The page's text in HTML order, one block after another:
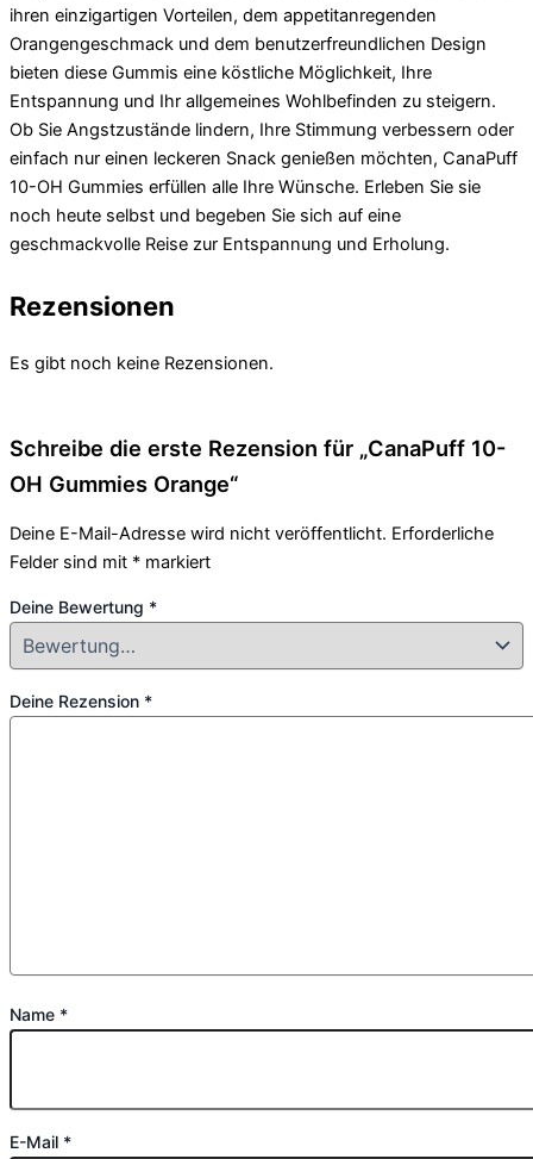
ihren einzigartigen Vorteilen, dem appetitanregenden
Orangengeschmack und dem benutzerfreundlichen Design
bieten diese Gummis eine köstliche Möglichkeit, Ihre
Entspannung und Ihr allgemeines Wohlbefinden zu steigern.
Ob Sie Angstzustände lindern, Ihre Stimmung verbessern oder
einfach nur einen leckeren Snack genießen möchten, CanaPuff
10-OH Gummies erfüllen alle Ihre Wünsche. Erleben Sie sie
noch heute selbst und begeben Sie sich auf eine
geschmackvolle Reise zur Entspannung und Erholung.
Rezensionen
Es gibt noch keine Rezensionen.
Schreibe die erste Rezension für „CanaPuff 10-
OH Gummies Orange“
Deine E-Mail-Adresse wird nicht veröffentlicht. Erforderliche
Felder sind mit * markiert
Deine Bewertung *
Deine Rezension *
Name *
E-Mail *